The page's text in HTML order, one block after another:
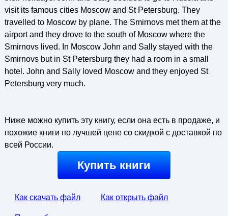
visit its famous cities Moscow and St Petersburg. They
travelled to Moscow by plane. The Smirnovs met them at the
airport and they drove to the south of Moscow where the
Smirnovs lived. In Moscow John and Sally stayed with the
Smirnovs but in St Petersburg they had a room in a small
hotel. John and Sally loved Moscow and they enjoyed St
Petersburg very much.
Ниже можно купить эту книгу, если она есть в продаже, и
похожие книги по лучшей цене со скидкой с доставкой по
всей России.
Купить книги
Как скачать файл Как открыть файл